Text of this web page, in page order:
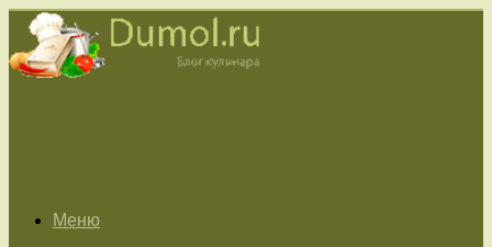
Меню